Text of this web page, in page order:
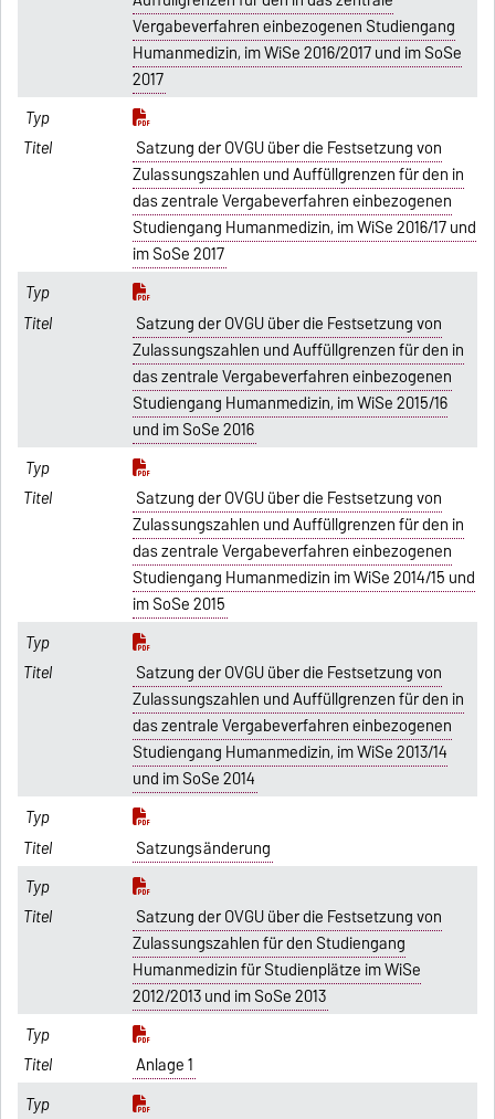
Vergabeverfahren einbezogenen Studiengang
Humanmedizin, im WiSe 2016/2017 und im SoSe
2017
Satzung der OVGU über die Festsetzung von
Zulassungszahlen und Auffüllgrenzen für den in
das zentrale Vergabeverfahren einbezogenen
Studiengang Humanmedizin, im WiSe 2016/17 und
im SoSe 2017
Satzung der OVGU über die Festsetzung von
Zulassungszahlen und Auffüllgrenzen für den in
das zentrale Vergabeverfahren einbezogenen
Studiengang Humanmedizin, im WiSe 2015/16
und im SoSe 2016
Satzung der OVGU über die Festsetzung von
Zulassungszahlen und Auffüllgrenzen für den in
das zentrale Vergabeverfahren einbezogenen
Studiengang Humanmedizin im WiSe 2014/15 und
im SoSe 2015
Satzung der OVGU über die Festsetzung von
Zulassungszahlen und Auffüllgrenzen für den in
das zentrale Vergabeverfahren einbezogenen
Studiengang Humanmedizin, im WiSe 2013/14
und im SoSe 2014
Satzungsänderung
Satzung der OVGU über die Festsetzung von
Zulassungszahlen für den Studiengang
Humanmedizin für Studienplätze im WiSe
2012/2013 und im SoSe 2013
Anlage 1